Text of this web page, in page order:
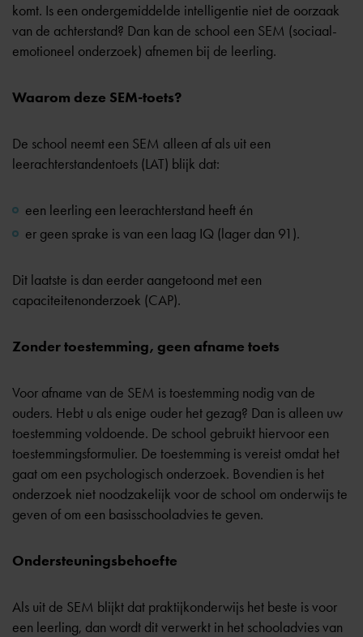
komt. Is een ondergemiddelde intelligentie niet de oorzaak
van de achterstand? Dan kan de school een SEM (sociaal-
emotioneel onderzoek) afnemen bij de leerling.
Waarom deze SEM-toets?
De school neemt een SEM alleen af als uit een
leerachterstandentoets (LAT) blijk dat:
een leerling een leerachterstand heeft én
er geen sprake is van een laag IQ (lager dan 91).
Dit laatste is dan eerder aangetoond met een
capaciteitenonderzoek (CAP).
Zonder toestemming, geen afname toets
Voor afname van de SEM is toestemming nodig van de
ouders. Hebt u als enige ouder het gezag? Dan is alleen uw
toestemming voldoende. De school gebruikt hiervoor een
toestemmingsformulier. De toestemming is vereist omdat het
gaat om een psychologisch onderzoek. Bovendien is het
onderzoek niet noodzakelijk voor de school om onderwijs te
geven of om een basisschooladvieste geven.
Ondersteuningsbehoefte
Als uit de SEM blijkt dat praktijkonderwijs het beste is voor
een leerling, dan wordt dit verwerkt in het schooladvies van